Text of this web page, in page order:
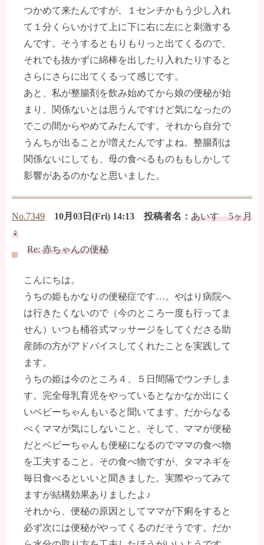
つかめて来たんですが、１センチかもう少し入れ
て１分くらいかけて上に下に右に左にと刺激する
んです。そうするともりもりっと出てくるので、
それでも抜かずに綿棒を出したり入れたりすると
さらにさらに出てくるって感じです。
あと、私が整腸剤を飲み始めてから娘の便秘が始
まり、関係ないとは思うんですけど気になったの
でこの間からやめてみたんです。それから自分で
うんちが出ることが増えたんですよね。整腸剤は
関係ないにしても、母の食べるものももしかして
影響があるのかなと思いました。
No.7349 10月03日(Fri) 14:13 投稿者名： あいす 5ヶ月
♀
Re: 赤ちゃんの便秘
こんにちは。
うちの姫もかなりの便秘症です…。やはり病院へ
は行きたくないので（今のところ一度も行ってま
せん）いつも桶谷式マッサージをしてくださる助
産師の方がアドバイスしてくれたことを実践して
ます。
うちの姫は今のところ４、５日間隔でウンチしま
す。完全母乳育児をやっているとなかなか出にく
いベビーちゃんもいると聞いてます。だからなる
べくママが気にしないこと。そして、ママが便秘
だとベビーちゃんも便秘になるのでママの食べ物
を工夫すること。その食べ物ですが、タマネギを
毎日食べるといいと聞きました。実際やってみて
ますが結構効果ありましたよ♪
それから、便秘の原因としてママが下痢をすると
必ず次には便秘がやってくるのだそうです。だか